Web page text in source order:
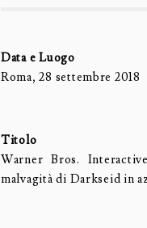
Data e Luogo
Roma, 28 settembre 2018
Titolo
Warner Bros.
malvagità di Darkseid in